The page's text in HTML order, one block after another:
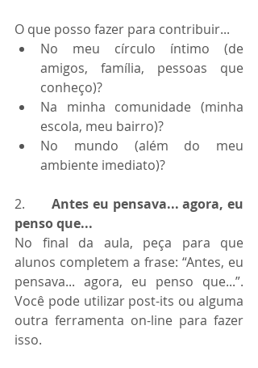
O que posso fazer para contribuir...
No meu círculo íntimo (de
amigos, família, pessoas que
conheço)?
Na minha comunidade (minha
escola, meu bairro)?
No mundo (além do meu
ambiente imediato)?
2. Antes eu pensava... agora, eu
penso que...
No final da aula, peça para que
alunos completem a frase: “Antes, eu
pensava... agora, eu penso que...”.
Você pode utilizar post-its ou alguma
outra ferramenta on-line para fazer
isso.